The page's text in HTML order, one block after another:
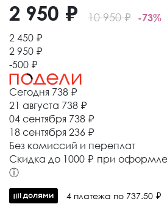
10 950 ₽ -73%
2 950 ₽
2 450 ₽
2 950 ₽
-500 ₽
Сегодня 738 ₽
21 августа 738 ₽
04 сентября 738 ₽
18 сентября 236 ₽
Без комиссий и переплат
Cкидка до 1000 ₽ при
ⓘ
4 платежа по 737.50 ₽